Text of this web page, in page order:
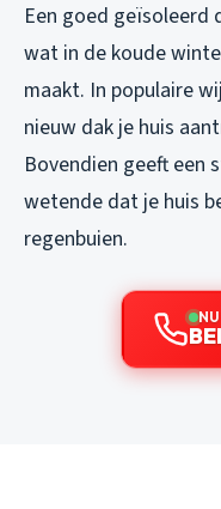
Een goed geïsoleerd
wat in de koude
maakt. In populaire
nieuw dak je huis
Bovendien geeft een
wetende dat je huis
regenbuien.